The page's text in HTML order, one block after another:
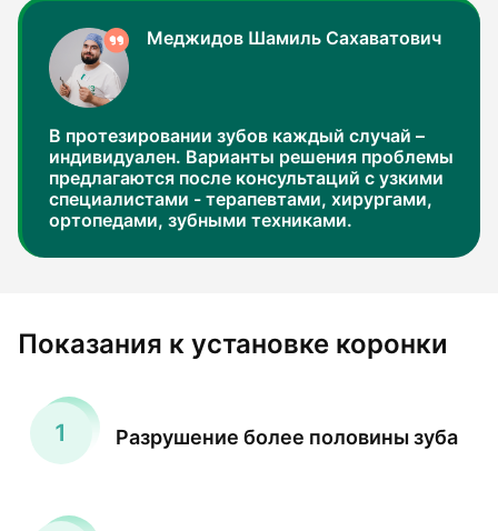
Меджидов Шамиль Сахаватович
В протезировании зубов каждый случай –
индивидуален. Варианты решения проблемы
предлагаются после консультаций с узкими
специалистами - терапевтами, хирургами,
ортопедами, зубными техниками.
Показания к установке коронки
Разрушение более половины зуба